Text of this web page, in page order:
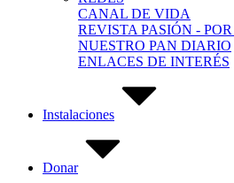
CANAL DE VIDA
REVISTA PASIÓN -
NUESTRO PAN DIARIO
ENLACES DE INTERÉS
Instalaciones
Donar